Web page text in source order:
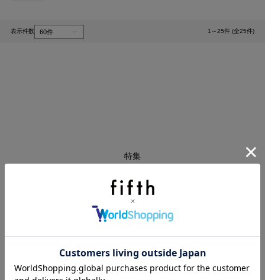
表示件数 1～25件 (全25件)
特集